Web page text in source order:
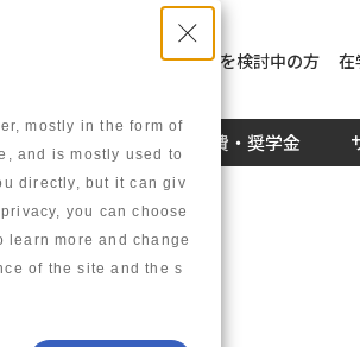
mostly in the form of
and is mostly used to
directly, but it can giv
you can choose
more and change
of the site and the s
社員教育を検討中の方 在
学費・奨学金